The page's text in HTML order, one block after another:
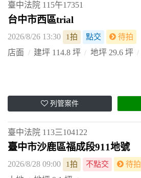
臺中法院 115午17351
台中市西區trial
2026/8/26 13:30 1拍 點交 待拍
店面 建坪 114.8 坪 地坪 29.6 坪
列管案件
臺中法院 113三104122
臺中市沙鹿區福成段911地號
2026/8/28 09:00 1拍 不點交 待拍